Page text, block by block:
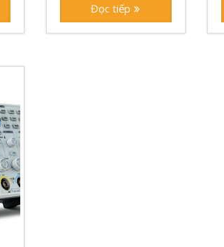
Đọc tiếp